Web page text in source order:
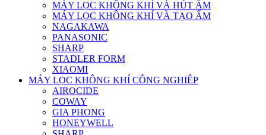
MÁY LỌC KHÔNG KHÍ VÀ HÚT ẨM
MÁY LỌC KHÔNG KHÍ VÀ TẠO ẨM
NAGAKAWA
PANASONIC
SHARP
STADLER FORM
XIAOMI
MÁY LỌC KHÔNG KHÍ CÔNG NGHIỆP
AIROCIDE
COWAY
GIA PHONG
HONEYWELL